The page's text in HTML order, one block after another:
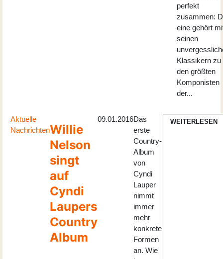
perfekt
zusammen:
eine gehört
seinen
Klassikern zu
den größten
Komponisten
der...
Aktuelle
NachrichtenWillie
Nelson
singt
auf
Cyndi
Laupers
Country
Album
09.01.2016Das
erste
Country-
Album
von
Cyndi
Lauper
nimmt
immer
mehr
konkrete
Formen
an. Wie
WEITERLESEN